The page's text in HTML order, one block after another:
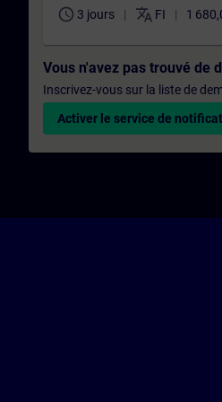
schedule 3 jours translate FI 1
Vous n'avez pas trouvé de
Inscrivez-vous sur la liste de
Activer le service de